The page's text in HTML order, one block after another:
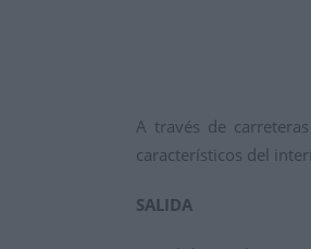
A través de
característicos del
SALIDA